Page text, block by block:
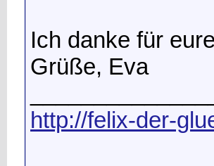
Ich danke für
Grüße, Eva
http://felix-der-